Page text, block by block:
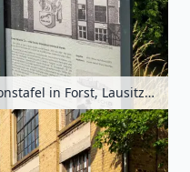
Fabrikgebäude und Informationstafel in Forst, Lausitz, Brandenburg, Deutschland